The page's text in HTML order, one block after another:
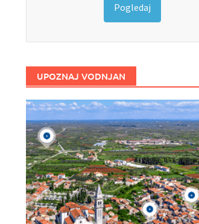
Pogledaj
UPOZNAJ VODNJAN